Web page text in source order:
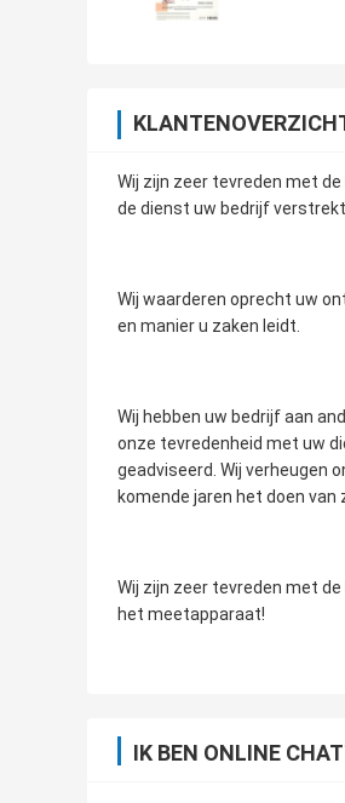
Wij zijn zeer tevreden met
de dienst uw bedrijf
Wij waarderen oprecht uw
en manier u zaken leidt.
Wij hebben uw bedrijf aan
onze tevredenheid met uw
geadviseerd. Wij verheugen
komende jaren het doen van
Wij zijn zeer tevreden met
het meetapparaat!
IK BEN ONLINE